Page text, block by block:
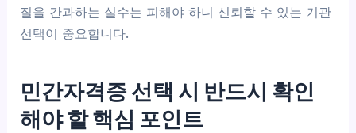
질을 간과하는 실수는 피해야 하니 신뢰할 수 있는 기관
선택이 중요합니다.
민간자격증 선택 시 반드시 확인
해야 할 핵심 포인트